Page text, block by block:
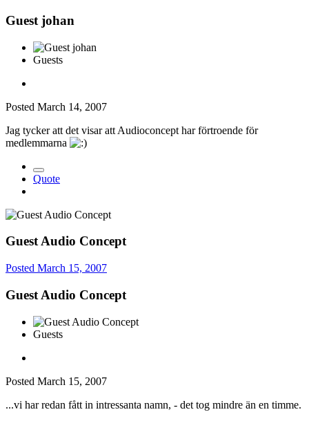
Guest johan
Guests
Posted March 14, 2007
Jag tycker att det visar att Audioconcept har förtroende för
medlemmarna
Quote
Guest Audio Concept
Posted March 15, 2007
Guest Audio Concept
Guests
Posted March 15, 2007
...vi har redan fått in intressanta namn, - det tog mindre än en timme.